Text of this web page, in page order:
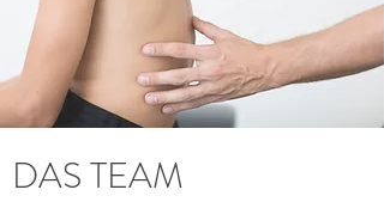
DAS TEAM